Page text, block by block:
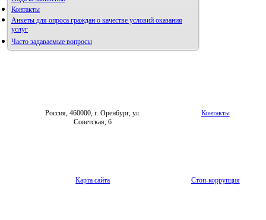
Фотогалерея
Контакты
Анкеты для опроса граждан о качестве условий оказания
услуг
Часто задаваемые вопросы
Россия, 460000, г. Оренбург, ул.
Советская, 6
Контакты
Карта сайта Стоп-коррупция